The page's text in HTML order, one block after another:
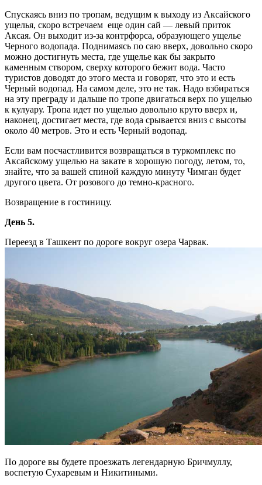
Спускаясь вниз по тропам, ведущим к выходу из Аксайского
ущелья, скоро встречаем еще один сай — левый приток
Аксая. Он выходит из-за контрфорса, образующего ущелье
Черного водопада. Поднимаясь по саю вверх, довольно скоро
можно достигнуть места, где ущелье как бы закрыто
каменным створом, сверху которого бежит вода. Часто
туристов доводят до этого места и говорят, что это и есть
Черный водопад. На самом деле, это не так. Надо взбираться
на эту преграду и дальше по тропе двигаться верх по ущелью
к кулуару. Тропа идет по ущелью довольно круто вверх и,
наконец, достигает места, где вода срывается вниз с высоты
около 40 метров. Это и есть Черный водопад.
Если вам посчастливится возвращаться в туркомплекс по
Аксайскому ущелью на закате в хорошую погоду, летом, то,
знайте, что за вашей спиной каждую минуту Чимган будет
другого цвета. От розового до темно-красного.
Возвращение в гостиницу.
День 5.
Переезд в Ташкент по дороге вокруг озера Чарвак.
По дороге вы будете проезжать легендарную Бричмуллу,
воспетую Сухаревым и Никитиными.